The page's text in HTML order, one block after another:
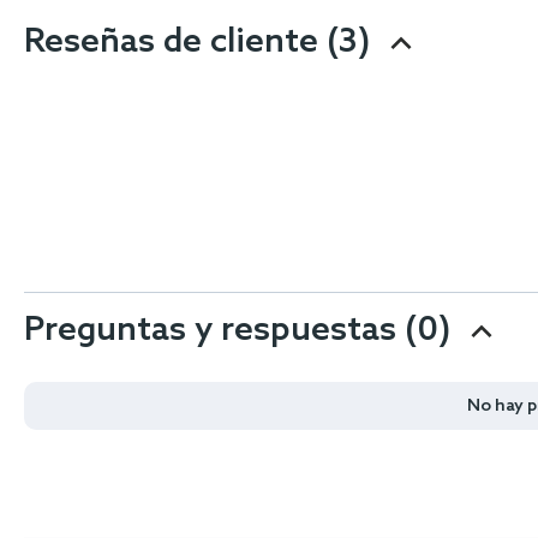
Reseñas de cliente (3)
Preguntas y respuestas (0)
No hay